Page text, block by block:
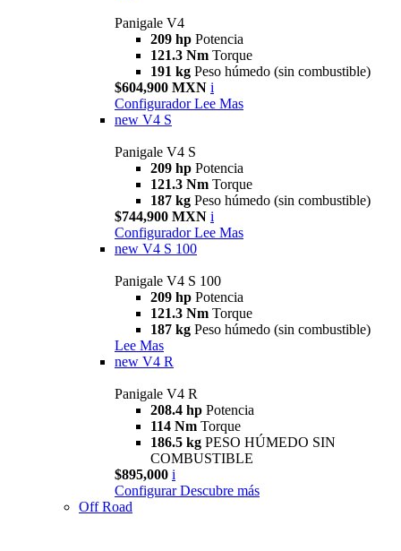
Panigale V4
209 hp Potencia
121.3 Nm Torque
191 kg Peso húmedo (sin combustible)
$604,900 MXN i
Configurador Lee Mas
new V4 S
Panigale V4 S
209 hp Potencia
121.3 Nm Torque
187 kg Peso húmedo (sin combustible)
$744,900 MXN i
Configurador Lee Mas
new V4 S 100
Panigale V4 S 100
209 hp Potencia
121.3 Nm Torque
187 kg Peso húmedo (sin combustible)
Lee Mas
new V4 R
Panigale V4 R
208.4 hp Potencia
114 Nm Torque
186.5 kg PESO HÚMEDO SIN
COMBUSTIBLE
$895,000 i
Configurar Descubre más
Off Road